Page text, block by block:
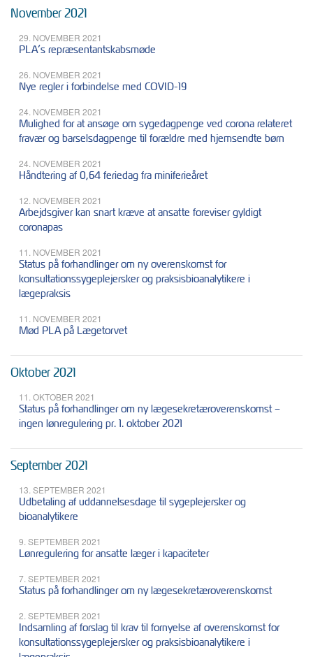
November 2021
29. NOVEMBER 2021
PLA’s repræsentantskabsmøde
26. NOVEMBER 2021
Nye regler i forbindelse med COVID-19
24. NOVEMBER 2021
Mulighed for at ansøge om sygedagpenge ved corona relateret
fravær og barselsdagpenge til forældre med hjemsendte børn
24. NOVEMBER 2021
Håndtering af 0,64 feriedag fra miniferieåret
12. NOVEMBER 2021
Arbejdsgiver kan snart kræve at ansatte foreviser gyldigt
coronapas
11. NOVEMBER 2021
Status på forhandlinger om ny overenskomst for
konsultationssygeplejersker og praksisbioanalytikere i
lægepraksis
11. NOVEMBER 2021
Mød PLA på Lægetorvet
Oktober 2021
11. OKTOBER 2021
Status på forhandlinger om ny lægesekretæroverenskomst –
ingen lønregulering pr. 1. oktober 2021
September 2021
13. SEPTEMBER 2021
Udbetaling af uddannelsesdage til sygeplejersker og
bioanalytikere
9. SEPTEMBER 2021
Lønregulering for ansatte læger i kapaciteter
7. SEPTEMBER 2021
Status på forhandlinger om ny lægesekretæroverenskomst
2. SEPTEMBER 2021
Indsamling af forslag til krav til fornyelse af overenskomst for
konsultationssygeplejersker og praksisbioanalytikere i